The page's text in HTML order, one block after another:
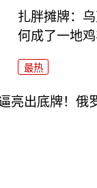
扎胖摊牌：
何成了一地鸡
最热
亮出底牌！俄